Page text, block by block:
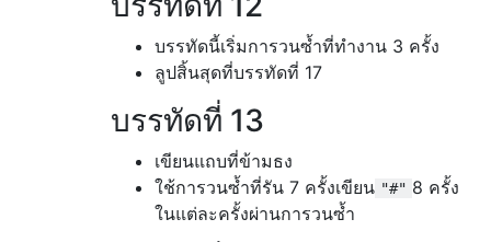
บรรทัดนี้เริ่มการวนซ้ำที่ทำงาน 3 ครั้ง
ลูปสิ้นสุดที่บรรทัดที่ 17
บรรทัดที่ 13
เขียนแถบที่ข้ามธง
ใช้การวนซ้ำที่รัน 7 ครั้งเขียน "#" 8 ครั้ง
ในแต่ละครั้งผ่านการวนซ้ำ